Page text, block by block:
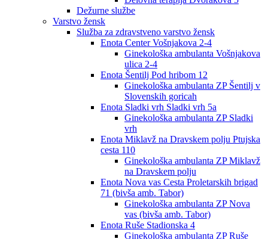
Dežurne službe
Varstvo žensk
Služba za zdravstveno varstvo žensk
Enota Center Vošnjakova 2-4
Ginekološka ambulanta Vošnjakova
ulica 2-4
Enota Šentilj Pod hribom 12
Ginekološka ambulanta ZP Šentilj v
Slovenskih goricah
Enota Sladki vrh Sladki vrh 5a
Ginekološka ambulanta ZP Sladki
vrh
Enota Miklavž na Dravskem polju Ptujska
cesta 110
Ginekološka ambulanta ZP Miklavž
na Dravskem polju
Enota Nova vas Cesta Proletarskih brigad
71 (bivša amb. Tabor)
Ginekološka ambulanta ZP Nova
vas (bivša amb. Tabor)
Enota Ruše Stadionska 4
Ginekološka ambulanta ZP Ruše